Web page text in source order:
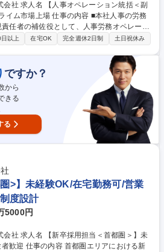
ン統括＜副
の内容 ■本社人事の労務
任者の補佐役として、人事労務オペレーシ
ション機能の最適化や業務プロセスの効率
模の人事オペレーション機能の統括 ┗現責
）・単年度の施策・経費・要員の計画を策
保険、勤怠管理、人事申請、福利厚生など
性向上・コスト削減を目的とした業務改善
以上 在宅OK 完全週休2日制 土日祝休み
ですか？
から
きる
る
>】未経験OK/在宅勤務可/営業
度設計
5000円
都圏＞】未
における新